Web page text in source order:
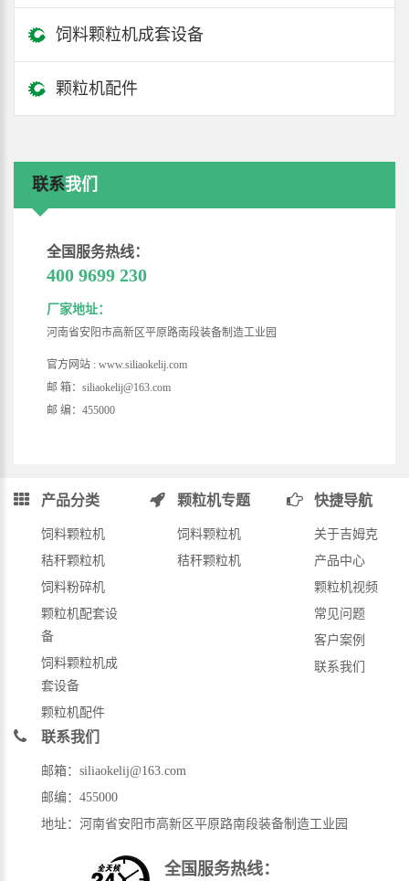
饲料颗粒机成套设备
颗粒机配件
联系我们
全国服务热线：
400 9699 230
厂家地址：
河南省安阳市高新区平原路南段装备制造工业园
官方网站 : www.siliaokelij.com
邮 箱：siliaokelij@163.com
邮 编：455000
产品分类
饲料颗粒机
秸秆颗粒机
饲料粉碎机
颗粒机配套设
备
饲料颗粒机成
套设备
颗粒机配件
颗粒机专题
饲料颗粒机
秸秆颗粒机
快捷导航
关于吉姆克
产品中心
颗粒机视频
常见问题
客户案例
联系我们
联系我们
邮箱：siliaokelij@163.com
邮编：455000
地址：河南省安阳市高新区平原路南段装备制造工业园
全国服务热线：